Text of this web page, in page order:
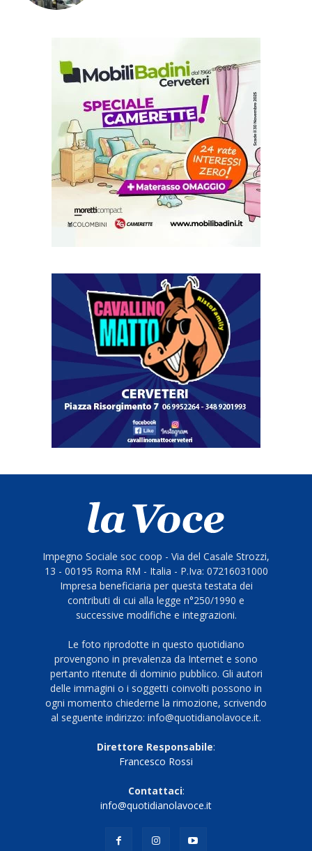
Impegno Sociale soc coop - Via del Casale Strozzi,
13 - 00195 Roma RM - Italia - P.Iva: 07216031000
Impresa beneficiaria per questa testata dei
contributi di cui alla legge n°250/1990 e
successive modifiche e integrazioni.
Le foto riprodotte in questo quotidiano
provengono in prevalenza da Internet e sono
pertanto ritenute di dominio pubblico. Gli autori
delle immagini o i soggetti coinvolti possono in
ogni momento chiederne la rimozione, scrivendo
al seguente indirizzo: info@quotidianolavoce.it.
Direttore Responsabile:
Francesco Rossi
Contattaci:
info@quotidianolavoce.it